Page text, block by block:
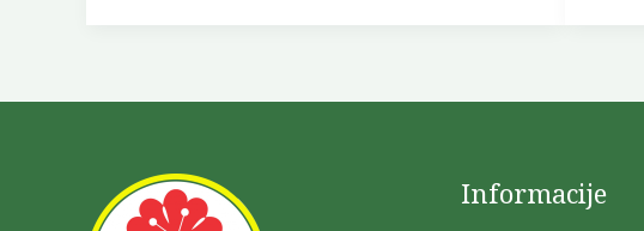
Informacije